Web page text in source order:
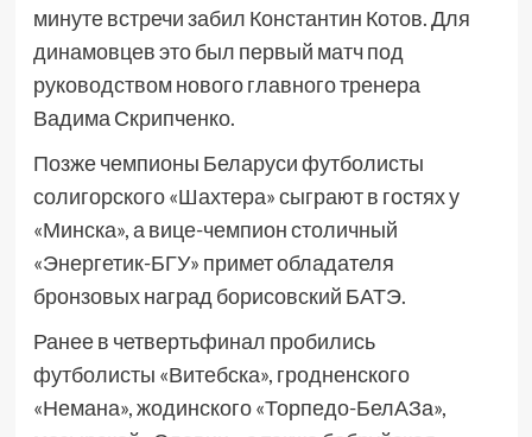
минуте встречи забил Константин Котов. Для
динамовцев это был первый матч под
руководством нового главного тренера
Вадима Скрипченко.
Позже чемпионы Беларуси футболисты
солигорского «Шахтера» сыграют в гостях у
«Минска», а вице-чемпион столичный
«Энергетик-БГУ» примет обладателя
бронзовых наград борисовский БАТЭ.
Ранее в четвертьфинал пробились
футболисты «Витебска», гродненского
«Немана», жодинского «Торпедо-БелАЗа»,